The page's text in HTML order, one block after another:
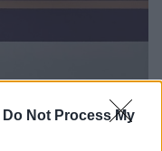
Do Not Process My